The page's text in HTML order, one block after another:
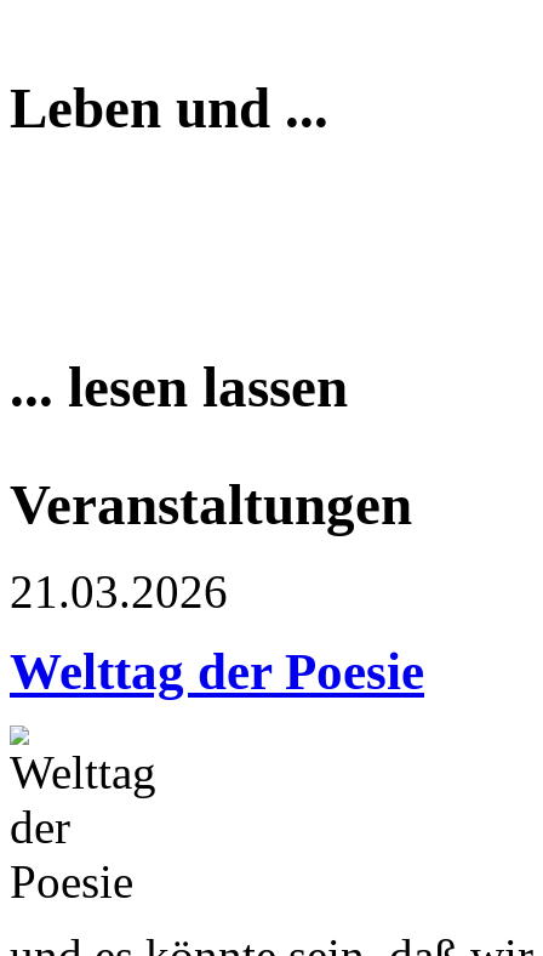
Leben und ...
... lesen lassen
Veranstaltungen
21.03.2026
Welttag der Poesie